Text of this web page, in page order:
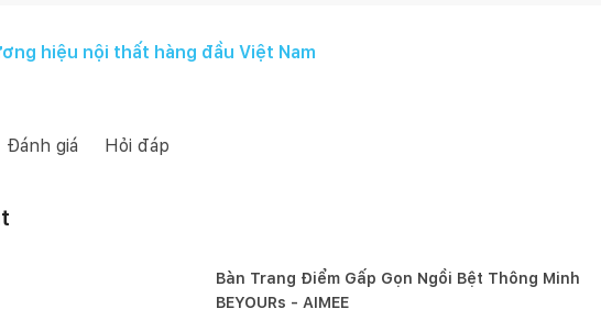
hiệu nội thất hàng đầu Việt Nam
Đánh giá Hỏi đáp
Bàn Trang Điểm Gấp Gọn Ngồi Bệt Thông Minh
BEYOURs - AIMEE